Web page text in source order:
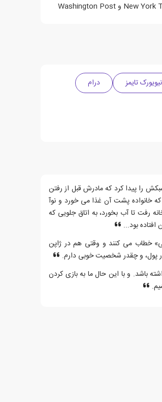
تایمز
درام
را پیدا کرد که مادرش قبل از رفتن
خانواده پشت آن غذا می خورد و نوآ
رفت تا آب بخورد، به اتاق جلویی که
بود...
خطاب می کنند و وقتی هم در ژاپن
پول، و چقدر شخصیت خوبی دارم.
باشد. و با این حال ما به بازی کردن